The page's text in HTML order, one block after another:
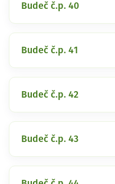
Budeč č.p. 40
Budeč č.p. 41
Budeč č.p. 42
Budeč č.p. 43